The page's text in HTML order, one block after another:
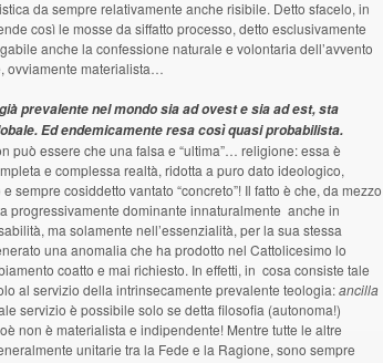
da sempre relativamente anche risibile. Detto sfacelo, in
così le mosse da siffatto processo, detto esclusivamente
anche la confessione naturale e volontaria dell’avvento
ovviamente materialista…
prevalente nel mondo sia ad ovest e sia ad est, sta
Ed endemicamente resa così quasi probabilista.
può essere che una falsa e “ultima”… religione: essa è
e complessa realtà, ridotta a puro dato ideologico,
sempre cosiddetto vantato “concreto”! Il fatto è che, da mezzo
progressivamente dominante innaturalmente anche in
ma solamente nell’essenzialità, per la sua stessa
una anomalia che ha prodotto nel Cattolicesimo lo
coatto e mai richiesto. In effetti, in cosa consiste tale
al servizio della intrinsecamente prevalente teologia:ancilla
servizio è possibile solo se detta filosofia (autonoma!)
non è materialista e indipendente! Mentre tutte le altre
unitarie tra la Fede e la Ragione, sono sempre